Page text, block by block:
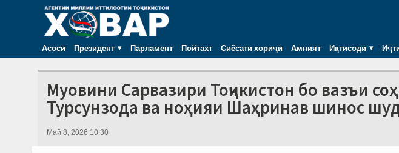
Асосӣ Президент Парламент Пойтахт Сиёсати хориҷӣ Амният Иқтисодӣ
Муовини Сарвазири Тоҷикистон бо вазъи
Турсунзода ва ноҳияи Шаҳринав шинос
Май 8, 2026 10:30